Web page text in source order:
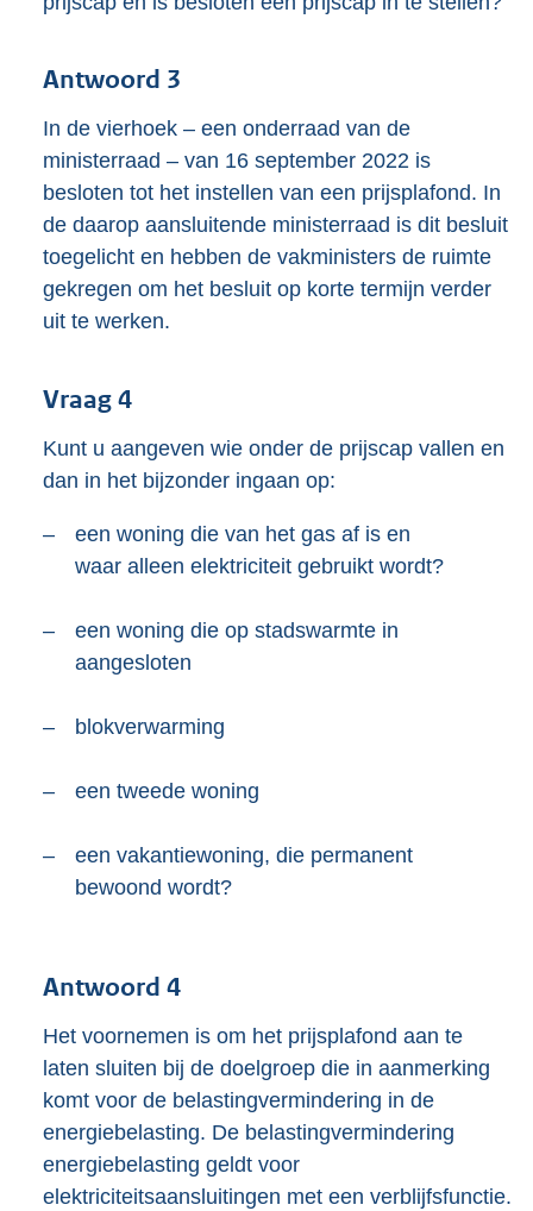
Antwoord 3
In de vierhoek – een onderraad van de
ministerraad – van 16 september 2022 is
besloten tot het instellen van een prijsplafond. In
de daarop aansluitende ministerraad is dit besluit
toegelicht en hebben de vakministers de ruimte
gekregen om het besluit op korte termijn verder
uit te werken.
Vraag 4
Kunt u aangeven wie onder de prijscap vallen en
dan in het bijzonder ingaan op:
–
een woning die van het gas af is en
waar alleen elektriciteit gebruikt wordt?
–
een woning die op stadswarmte in
aangesloten
– blokverwarming
– een tweede woning
–
een vakantiewoning, die permanent
bewoond wordt?
Antwoord 4
Het voornemen is om het prijsplafond aan te
laten sluiten bij de doelgroep die in aanmerking
komt voor de belastingvermindering in de
energiebelasting. De belastingvermindering
energiebelasting geldt voor
elektriciteitsaansluitingen met een verblijfsfunctie.